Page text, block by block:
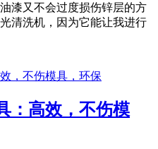
漆又不会过度损伤锌层的方
清洗机，因为它能让我进行
：高效，不伤模